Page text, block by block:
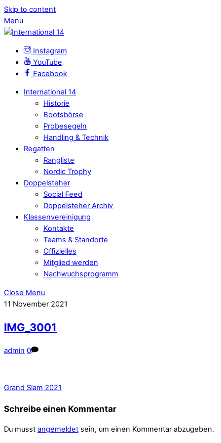
Skip to content
Menu
Instagram
YouTube
Facebook
International 14
Historie
Bootsbörse
Probesegeln
Handling & Technik
Regatten
Rangliste
Nordic Trophy
Doppelsteher
Social Feed
Doppelsteher Archiv
Klassenvereinigung
Kontakte
Teams & Standorte
Offizielles
Mitglied werden
Nachwuchsprogramm
Close Menu
11 November 2021
IMG_3001
admin 0
Grand Slam 2021
Schreibe einen Kommentar
Du musst angemeldet sein, um einen Kommentar abzugeben.